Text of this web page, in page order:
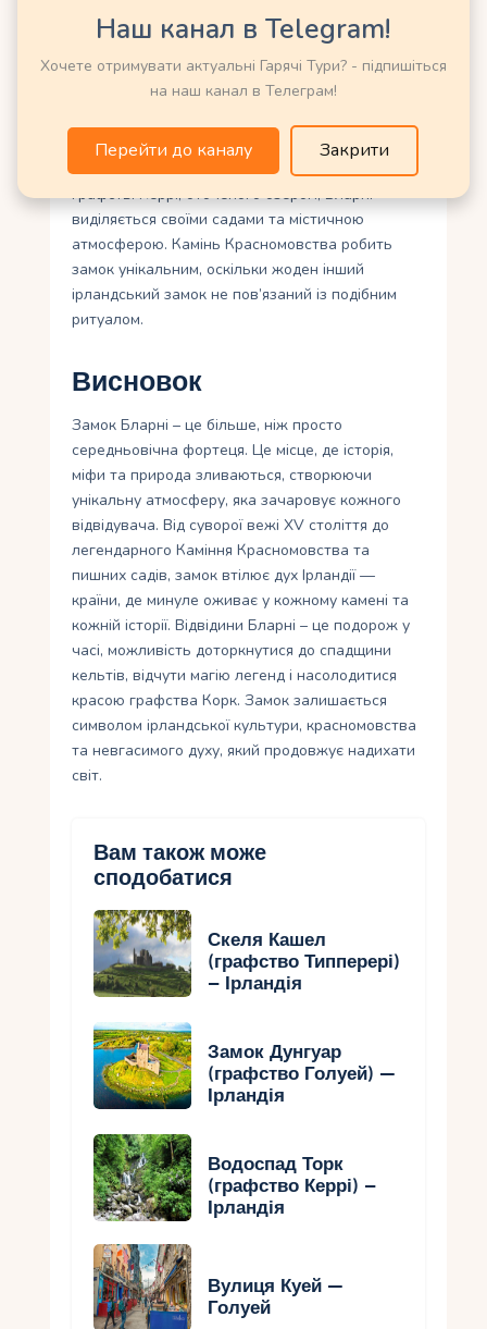
Порівняно з Дублінським замком, який
поєднував оборонні та адміністративні функції,
Бларні зберігає більш середньовічний та
романтичний характер. Його компактна
відрізняють його від більш урбанізованого
Дублінського замку. На відміну від замку Росс у
графстві Керрі, оточеного озером, Бларні
виділяється своїми садами та містичною
атмосферою. Камінь Красномовства робить
замок унікальним, оскільки жоден інший
ірландський замок не пов’язаний із подібним
ритуалом.
Висновок
Замок Бларні – це більше, ніж просто
середньовічна фортеця. Це місце, де історія,
міфи та природа зливаються, створюючи
унікальну атмосферу, яка зачаровує кожного
відвідувача. Від суворої вежі XV століття до
легендарного Каміння Красномовства та
пишних садів, замок втілює дух Ірландії —
країни, де минуле оживає у кожному камені та
кожній історії. Відвідини Бларні – це подорож у
часі, можливість доторкнутися до спадщини
кельтів, відчути магію легенд і насолодитися
красою графства Корк. Замок залишається
символом ірландської культури, красномовства
та невгасимого духу, який продовжує надихати
світ.
Вам також може
сподобатися
Скеля Кашел
(графство Типперері)
– Ірландія
Замок Дунгуар
(графство Голуей) —
Ірландія
Водоспад Торк
(графство Керрі) –
Ірландія
Вулиця Куей —
Голуей
Наш канал в Telegram!
Хочете отримувати актуальні Гарячі Тури? - підпишіться
на наш канал в Телеграм!
Перейти до каналу Закрити